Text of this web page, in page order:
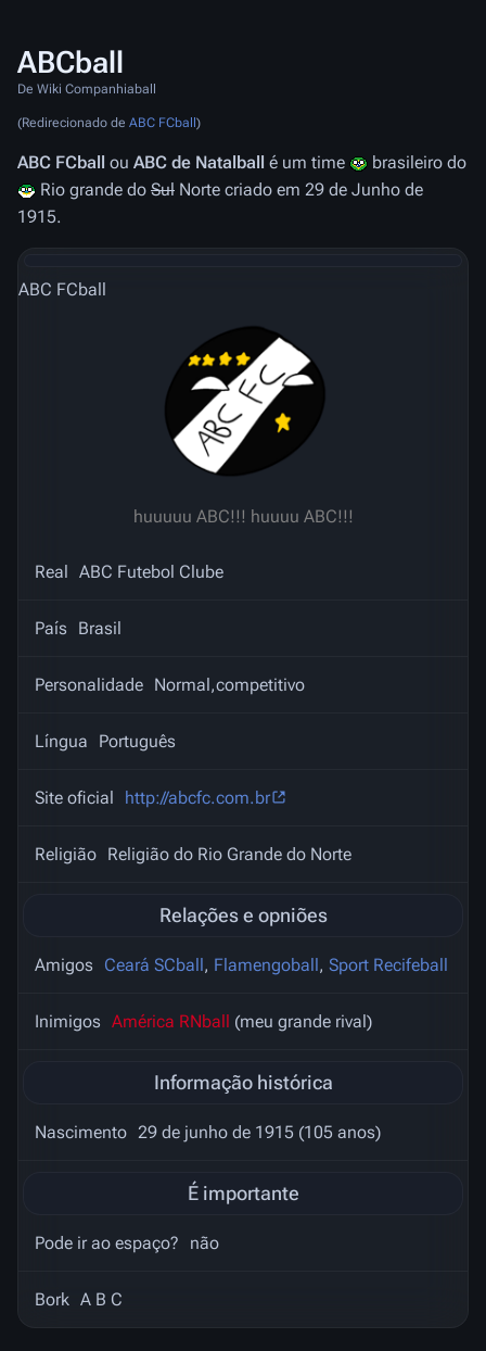
ABCball
De Wiki Companhiaball
(Redirecionado de ABC FCball )
ABC FCball ou ABC de Natalball é um time
brasileiro do
Rio grande do Sul Norte criado em 29 de Junho de
1915.
ABC FCball
huuuuu ABC!!! huuuu ABC!!!
Real ABC Futebol Clube
País Brasil
Personalidade Normal,competitivo
Língua Português
Site oficial http://abcfc.com.br
Religião Religião do Rio Grande do Norte
Relações e opniões
Amigos Ceará SCball, Flamengoball, Sport Recifeball
Inimigos América RNball (meu grande rival)
Informação histórica
Nascimento 29 de junho de 1915 (105 anos)
É importante
Pode ir ao espaço? não
Bork A B C